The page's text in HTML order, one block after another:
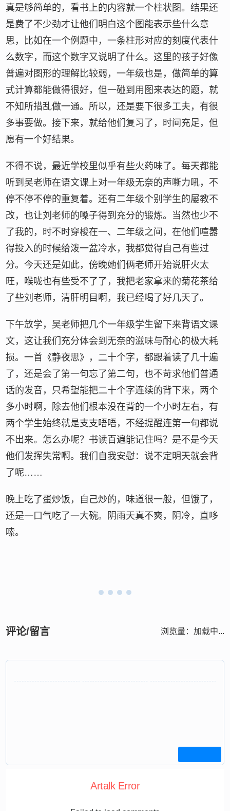
真是够简单的，看书上的内容就一个柱状图。结果还
是费了不少劲才让他们明白这个图能表示些什么意
思，比如在一个例题中，一条柱形对应的刻度代表什
么数字，而这个数字又说明了什么。这里的孩子好像
普遍对图形的理解比较弱，一年级也是，做简单的算
式计算都能做得很好，但一碰到用图来表达的题，就
不知所措乱做一通。所以，还是要下很多工夫，有很
多事要做。接下来，就给他们复习了，时间充足，但
愿有一个好结果。
不得不说，最近学校里似乎有些火药味了。每天都能
听到吴老师在语文课上对一年级无奈的声嘶力吼，不
停不停不停的重复着。还有二年级个别学生的屡教不
改，也让刘老师的嗓子得到充分的锻炼。当然也少不
了我的，时不时穿梭在一、二年级之间，在他们喧嚣
得投入的时候给泼一盆冷水，我都觉得自己有些过
分。今天还是如此，傍晚她们俩老师开始说肝火太
旺，喉咙也有些受不了了，我把老家拿来的菊花茶给
了些刘老师，清肝明目啊，我已经喝了好几天了。
下午放学，吴老师把几个一年级学生留下来背语文课
文，这让我们充分体会到无奈的滋味与耐心的极大耗
损。一首《静夜思》，二十个字，都跟着读了几十遍
了，还是会了第一句忘了第二句，也不苛求他们普通
话的发音，只希望能把二十个字连续的背下来，两个
多小时啊，除去他们根本没在背的一个小时左右，有
两个学生始终就是支支唔唔，不经提醒连第一句都说
不出来。怎么办呢？书读百遍能记住吗？是不是今天
他们发挥失常啊。我们自我安慰：说不定明天就会背
了呢……
晚上吃了蛋炒饭，自己炒的，味道很一般，但饿了，
还是一口气吃了一大碗。阴雨天真不爽，阴冷，直哆
嗦。
评论/留言 浏览量： 加载中...
Artalk Error